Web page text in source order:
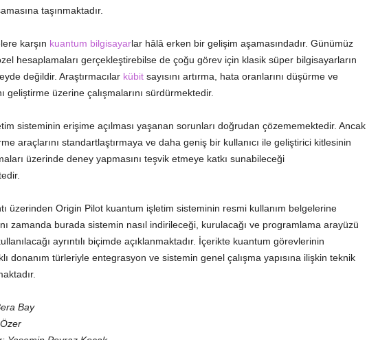
taşınmaktadır.
karşın kuantum bilgisayarlar hâlâ erken bir gelişim aşamasındadır. Günümüz
hesaplamaları gerçekleştirebilse de çoğu görev için klasik süper bilgisayarların
değildir. Araştırmacılar kübitsayısını artırma, hata oranlarını düşürme ve
geliştirme üzerine çalışmalarını sürdürmektedir.
sisteminin erişime açılması yaşanan sorunları doğrudan çözememektedir. Ancak
araçlarını standartlaştırmaya ve daha geniş bir kullanıcı ile geliştirici kitlesinin
üzerinde deney yapmasını teşvik etmeye katkı sunabileceği
üzerinden Origin Pilot kuantum işletim sisteminin resmi kullanım belgelerine
zamanda burada sistemin nasıl indirileceği, kurulacağı ve programlama arayüzü
ayrıntılı biçimde açıklanmaktadır. İçerikte kuantum görevlerinin
donanım türleriyle entegrasyon ve sistemin genel çalışma yapısına ilişkin teknik
Bay